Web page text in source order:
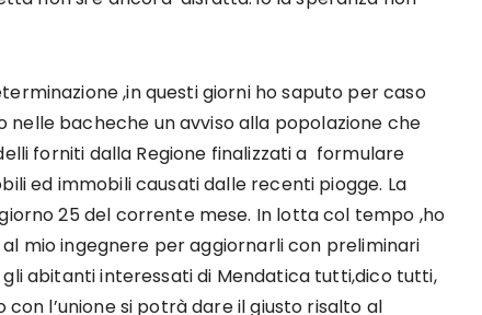
,in questi giorni ho saputo per caso
nelle bacheche un avviso alla popolazione che
forniti dalla Regione finalizzati a formulare
ed immobili causati dalle recenti piogge. La
25 del corrente mese. In lotta col tempo ,ho
mio ingegnere per aggiornarli con preliminari
abitanti interessati di Mendatica tutti,dico tutti,
l’unione si potrà dare il giusto risalto al